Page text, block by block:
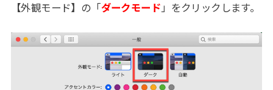
【外観モード】の「ダークモード 」をクリックします。